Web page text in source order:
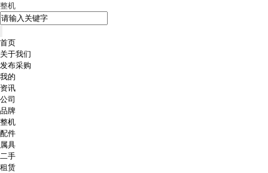
整机
首页
关于我们
发布采购
我的
资讯
公司
品牌
整机
配件
属具
二手
租赁